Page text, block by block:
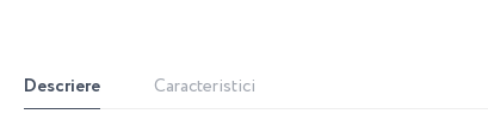
Descriere Caracteristici